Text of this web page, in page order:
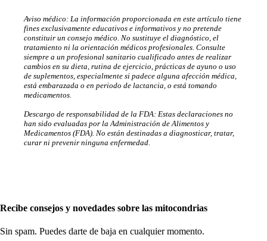
Aviso médico: La información proporcionada en este artículo tiene
fines exclusivamente educativos e informativos y no pretende
constituir un consejo médico. No sustituye el diagnóstico, el
tratamiento ni la orientación médicos profesionales. Consulte
siempre a un profesional sanitario cualificado antes de realizar
cambios en su dieta, rutina de ejercicio, prácticas de ayuno o uso
de suplementos, especialmente si padece alguna afección médica,
está embarazada o en periodo de lactancia, o está tomando
medicamentos.
Descargo de responsabilidad de la FDA: Estas declaraciones no
han sido evaluadas por la Administración de Alimentos y
Medicamentos (FDA). No están destinadas a diagnosticar, tratar,
curar ni prevenir ninguna enfermedad.
Recibe consejos y novedades sobre las mitocondrias
Sin spam. Puedes darte de baja en cualquier momento.